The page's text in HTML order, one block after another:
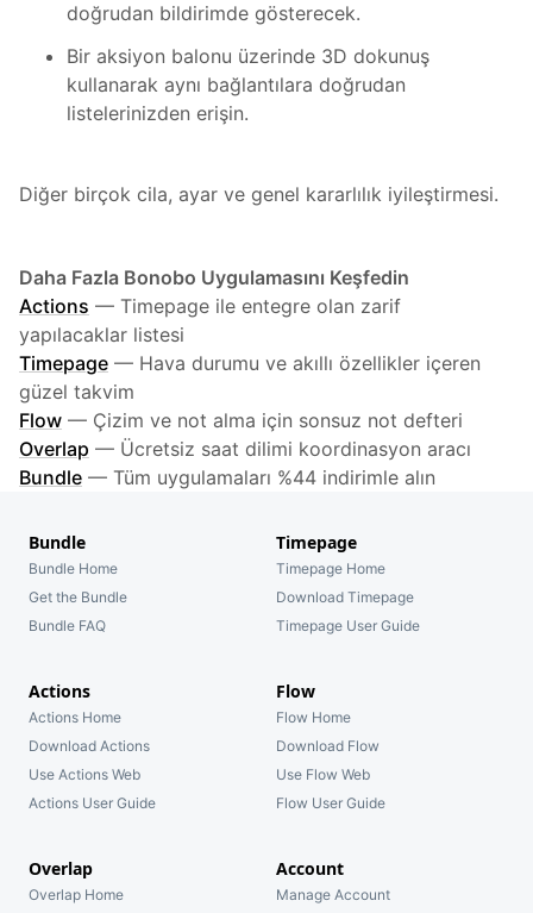
doğrudan bildirimde gösterecek.
Bir aksiyon balonu üzerinde 3D dokunuş
kullanarak aynı bağlantılara doğrudan
listelerinizden erişin.
Diğer birçok cila, ayar ve genel kararlılık iyileştirmesi.
Daha Fazla Bonobo Uygulamasını Keşfedin
Actions —Timepage ile entegre olan zarif
yapılacaklar listesi
Timepage — Hava durumu ve akıllı özellikler içeren
güzel takvim
Flow — Çizim ve not alma için sonsuz not defteri
Overlap — Ücretsiz saat dilimi koordinasyon aracı
Bundle —Tüm uygulamaları %44 indirimle alın
Bundle
Bundle Home
Get the Bundle
Bundle FAQ
Timepage
Timepage Home
Download Timepage
Timepage User Guide
Actions
Actions Home
Download Actions
Use Actions Web
Actions User Guide
Flow
Flow Home
Download Flow
Use Flow Web
Flow User Guide
Overlap
Overlap Home
Account
Manage Account